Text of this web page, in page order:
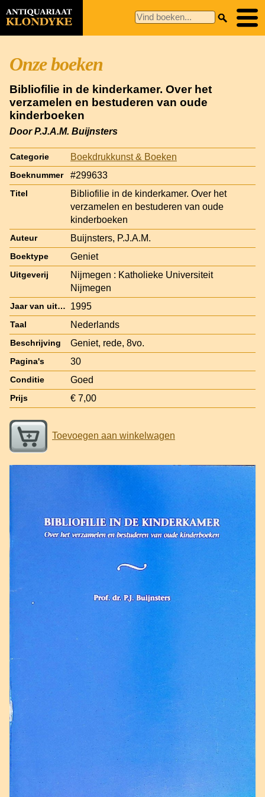
Onze boeken
Bibliofilie in de kinderkamer. Over het
verzamelen en bestuderen van oude
kinderboeken
Door P.J.A.M. Buijnsters
Categorie Boekdrukkunst & Boeken
Boeknummer #299633
Titel
Bibliofilie in de kinderkamer. Over het
verzamelen en bestuderen van oude
kinderboeken
Auteur Buijnsters, P.J.A.M.
Boektype Geniet
Uitgeverij
Nijmegen : Katholieke Universiteit
Nijmegen
Jaar van uitgave 1995
Taal Nederlands
Beschrijving Geniet, rede, 8vo.
Pagina's 30
Conditie Goed
Prijs € 7,00
Toevoegen aan winkelwagen